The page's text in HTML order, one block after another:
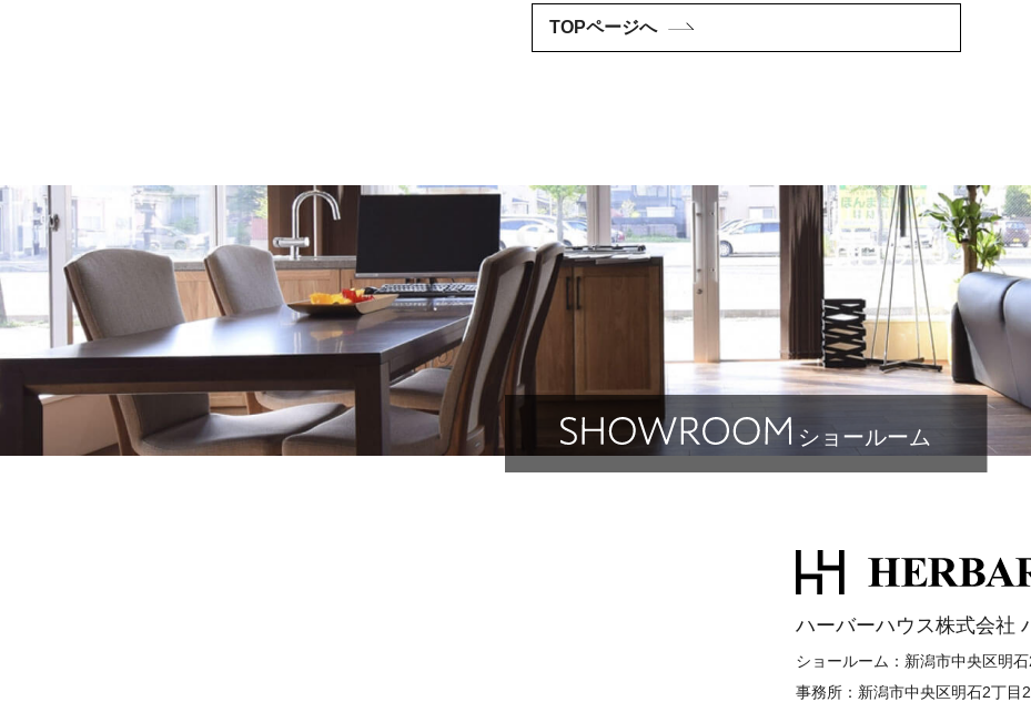
TOPページへ
ショールーム
ハーバーハウス株式会社
ショールーム：新潟市中央区明
事務所：新潟市中央区明石2丁目